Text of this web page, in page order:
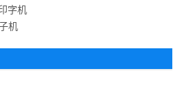
字机
机